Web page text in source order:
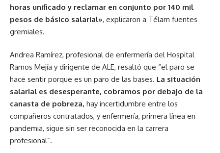
horas unificado y reclamar en conjunto por 140 mil
pesos de básico salarial», explicaron a Télam fuentes
gremiales.
Andrea Ramírez, profesional de enfermería del Hospital
Ramos Mejía y dirigente de ALE, resaltó que “el paro se
hace sentir porque es un paro de las bases. La situación
salarial es desesperante, cobramos por debajo de la
canasta de pobreza, hay incertidumbre entre los
compañeros contratados, y enfermería, primera línea en
pandemia, sigue sin ser reconocida en la carrera
profesional”.